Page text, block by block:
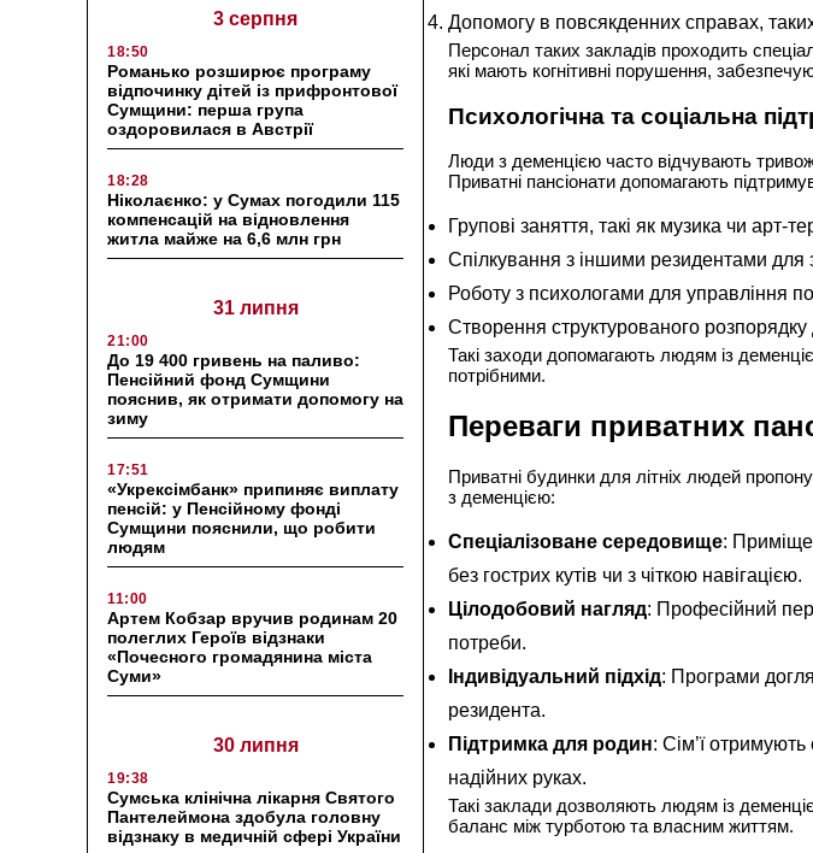
3 серпня
18:50
Романько розширює програму
відпочинку дітей із прифронтової
Сумщини: перша група
оздоровилася в Австрії
18:28
Ніколаєнко: у Сумах погодили 115
компенсацій на відновлення
житла майже на 6,6 млн грн
31 липня
21:00
До 19 400 гривень на паливо:
Пенсійний фонд Сумщини
пояснив, як отримати допомогу на
зиму
17:51
«Укрексімбанк» припиняє виплату
пенсій: у Пенсійному фонді
Сумщини пояснили, що робити
людям
11:00
Артем Кобзар вручив родинам 20
полеглих Героїв відзнаки
«Почесного громадянина міста
Суми»
30 липня
19:38
Сумська клінічна лікарня Святого
Пантелеймона здобула головну
відзнаку в медичній сфері України
Допомогу в повсякденних справах, таких
Персонал таких закладів проходить
які мають когнітивні порушення,
Психологічна та соціальна
Люди з деменцією часто відчувають
Приватні пансіонати допомагають
Групові заняття, такі як музика чи арт-
Спілкування з іншими резидентами для
Роботу з психологами для управління
Створення структурованого розпорядку
Такі заходи допомагають людям із
потрібними.
Переваги приватних
Приватні будинки для літніх людей
з деменцією:
Спеціалізоване середовище:
без гострих кутів чи з чіткою навігацією.
Цілодобовий нагляд: Професійний
потреби.
Індивідуальний підхід: Програми
резидента.
Підтримка для родин: Сім’ї отримують
надійних руках.
Такі заклади дозволяють людям із
баланс між турботою та власним життям.